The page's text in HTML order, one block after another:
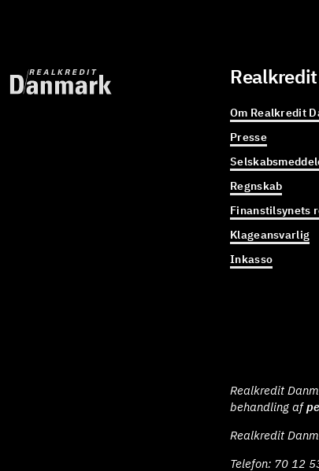
Om Realkredit
Presse
Regnskab
Finanstilsynets
Klageansvarlig
Inkasso
Realkredit
behandling af
Realkredit
Telefon: 70 12